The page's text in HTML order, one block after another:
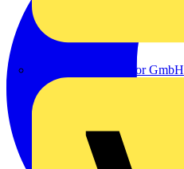
eldis electro distributor GmbH